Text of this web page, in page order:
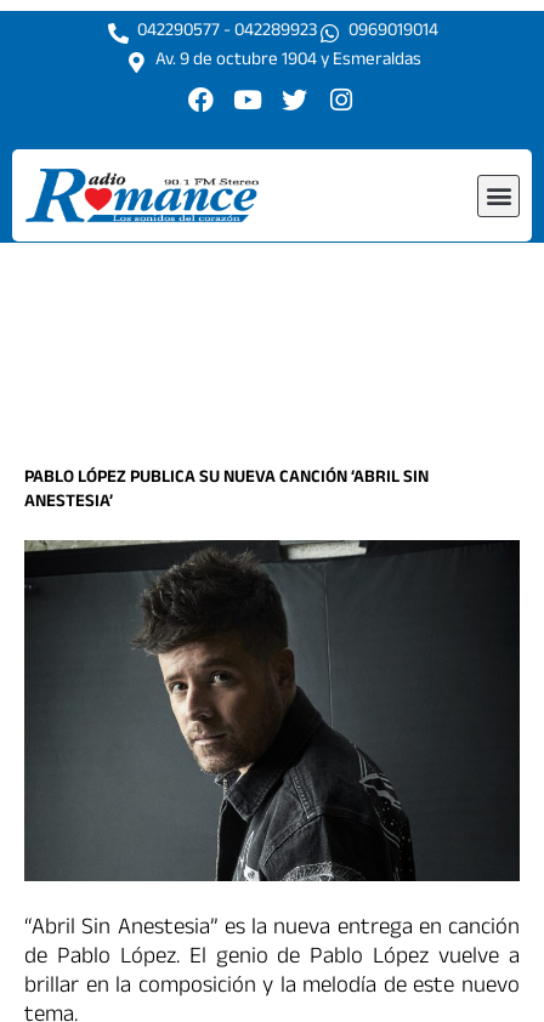
Ir
042290577 - 042289923
0969019014
Av. 9 de octubre 1904 y Esmeraldas
F
c
e
b
o
o
Y
u
t
u
b
e
T
i
r
I
s
r
PABLO LÓPEZ PUBLICA SU NUEVA CANCIÓN ‘ABRIL SIN
ANESTESIA’
“Abril Sin Anestesia” es la nueva entrega en canción
de Pablo López. El genio de Pablo López vuelve a
brillar en la composición y la melodía de este nuevo